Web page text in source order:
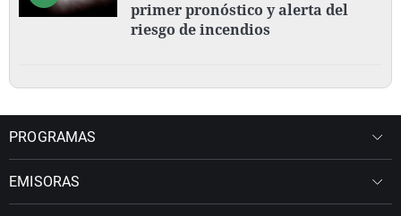
primer pronóstico y alerta del
riesgo de incendios
PROGRAMAS
EMISORAS